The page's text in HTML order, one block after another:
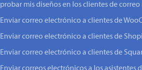
probar mis diseños en los clientes de
Enviar correo electrónico a clientes de
Enviar correo electrónico a clientes de
Enviar correo electrónico a clientes de